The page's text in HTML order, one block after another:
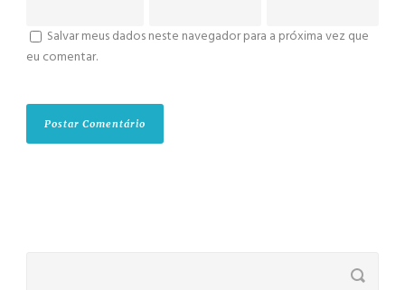
Salvar meus dados neste navegador para a próxima vez que
eu comentar.